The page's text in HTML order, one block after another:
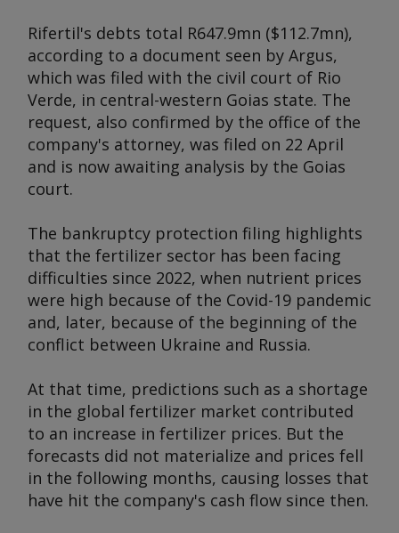
Rifertil's debts total R647.9mn ($112.7mn),
according to a document seen by Argus,
which was filed with the civil court of Rio
Verde, in central-western Goias state. The
request, also confirmed by the office of the
company's attorney, was filed on 22 April
and is now awaiting analysis by the Goias
court.
The bankruptcy protection filing highlights
that the fertilizer sector has been facing
difficulties since 2022, when nutrient prices
were high because of the Covid-19 pandemic
and, later, because of the beginning of the
conflict between Ukraine and Russia.
At that time, predictions such as a shortage
in the global fertilizer market contributed
to an increase in fertilizer prices. But the
forecasts did not materialize and prices fell
in the following months, causing losses that
have hit the company's cash flow since then.